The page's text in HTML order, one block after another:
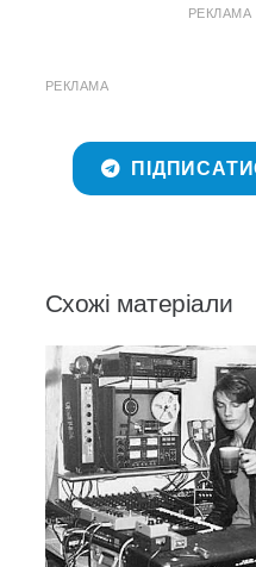
РЕКЛАМА
РЕКЛАМА
Схожі матеріали